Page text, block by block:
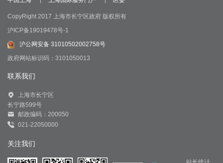
CopyRight 2017 上海市长宁区政府 版权所有
沪ICP备19019478号-1
沪公网安备 31010502002758号
政府网站标识码：3101050013
联系我们
上海市长宁区
长宁路599号
邮政编码：200050
021-22050000
关注我们